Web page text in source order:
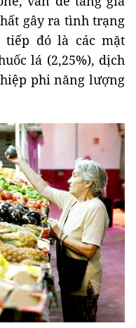
gây ra tình trạng
tiếp đó là các mặt
lá (2,25%), dịch
phi năng lượng